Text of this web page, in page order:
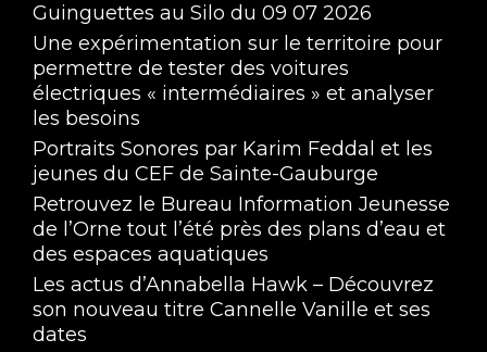
Guinguettes au Silo du 09 07 2026
Une expérimentation sur le territoire pour
permettre de tester des voitures
électriques « intermédiaires » et analyser
les besoins
Portraits Sonores par Karim Feddal et les
jeunes du CEF de Sainte-Gauburge
Retrouvez le Bureau Information Jeunesse
de l’Orne tout l’été près des plans d’eau et
des espaces aquatiques
Les actus d’Annabella Hawk – Découvrez
son nouveau titre Cannelle Vanille et ses
dates